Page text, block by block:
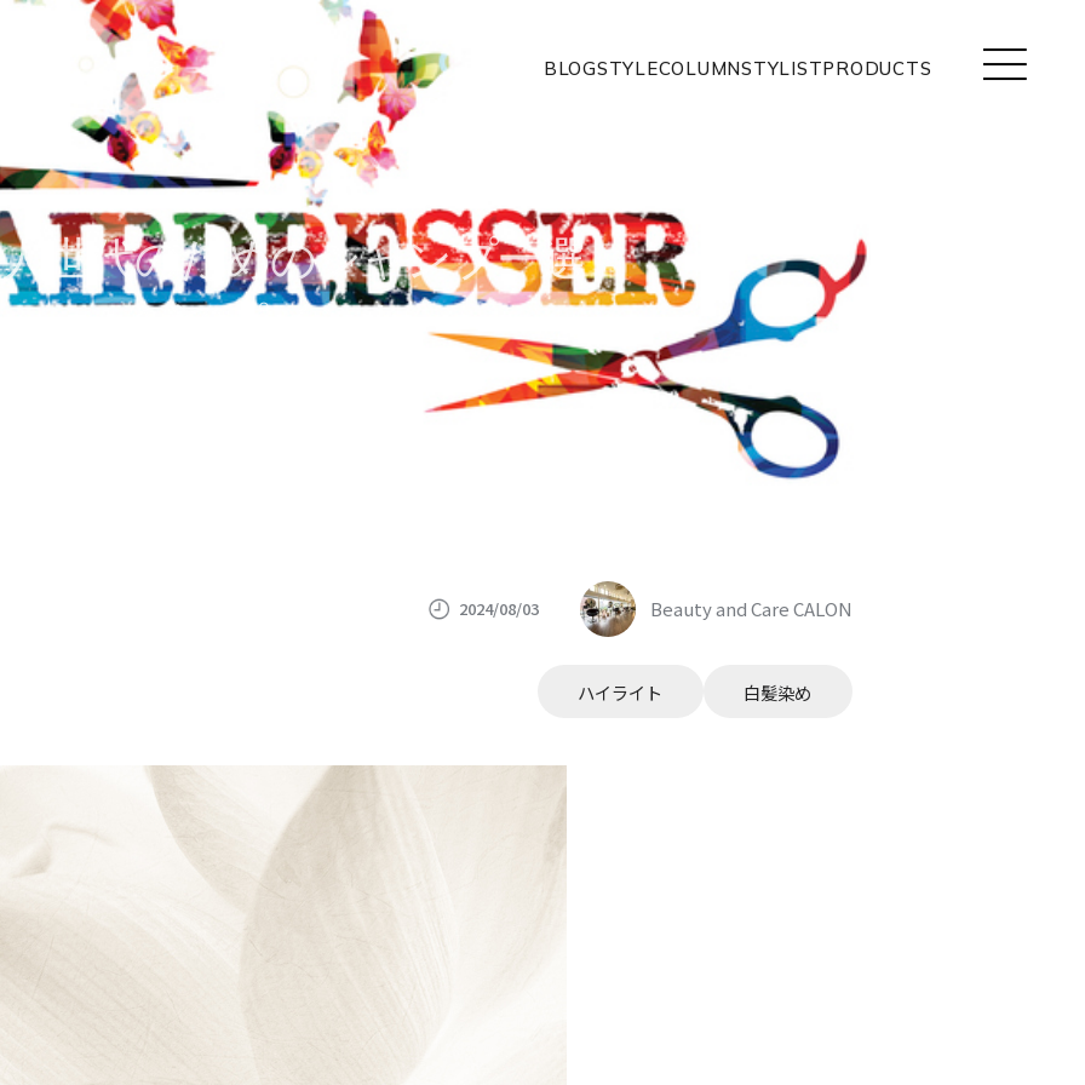
BLOGSTYLECOLUMNSTYLISTPRODUCTS
世代のためのシャンプー選
びのポイント
2024/08/03 Beauty and Care CALON
ハイライト 白髪染め